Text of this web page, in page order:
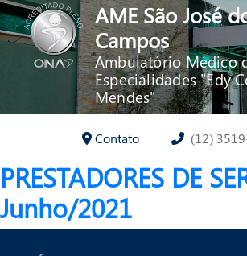
AME São José
Campos
Ambulatório Médico
Especialidades "Edy
Mendes"
Contato (12)
PRESTADORES DE
Junho/2021